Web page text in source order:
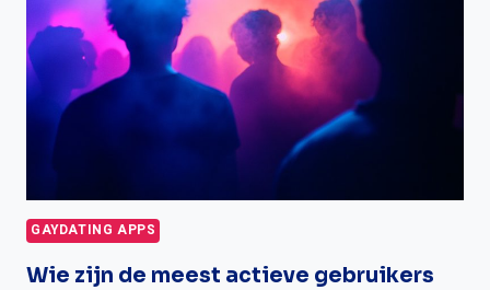
GAYDATING APPS
Wie zijn de meest actieve gebruikers